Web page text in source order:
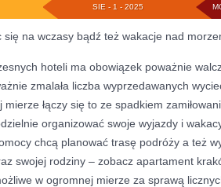
SIE - 1 - 2025
się na wczasy bądź też wakacje nad
hoteli ma obowiązek poważnie
zmalała liczba wyprzedawanych
łączy się to ze spadkiem
organizować swoje wyjazdy i
chcą planować trasę podróży a też
swojej rodziny – zobacz apartament
w ogromnej mierze za sprawą